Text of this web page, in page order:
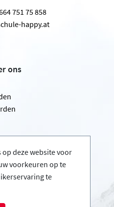
751 75 858
happy.at
ons
Infos
deze website voor
voorkeuren op te
te